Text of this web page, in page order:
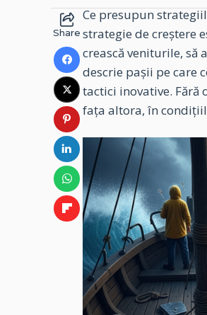
Share
Ce presupun
strategie de creștere
crească veniturile, să
descrie pașii pe care
tactici inovative. Fără
fața altora, în